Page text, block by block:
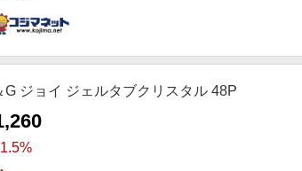
G ジョイ ジェルタブクリスタル 48P
1.5%